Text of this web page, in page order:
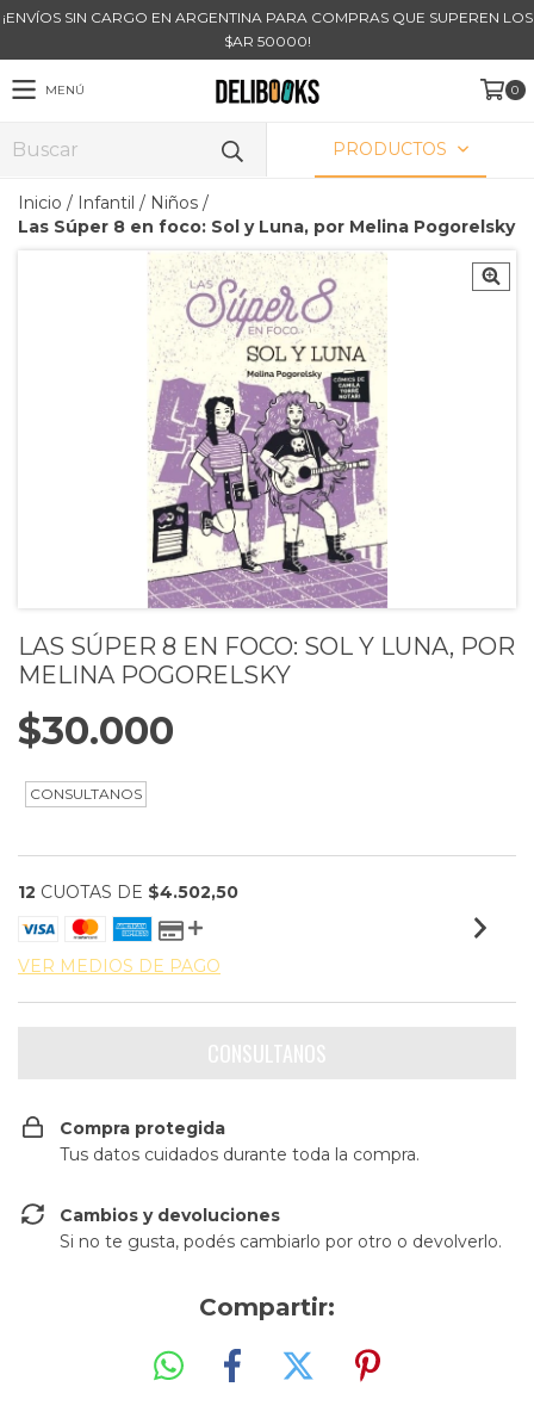
¡ENVÍOS SIN CARGO EN ARGENTINA PARA COMPRAS QUE SUPEREN LOS
$AR 50000!
MENÚ 0
PRODUCTOS
Inicio / Infantil / Niños /
Las Súper 8 en foco: Sol y Luna, por Melina Pogorelsky
LAS SÚPER 8 EN FOCO: SOL Y LUNA, POR
MELINA POGORELSKY
$30.000
12 CUOTAS DE $4.502,50
VER MEDIOS DE PAGO
Compra protegida
Tus datos cuidados durante toda la compra.
Cambios y devoluciones
Si no te gusta, podés cambiarlo por otro o devolverlo.
Compartir: